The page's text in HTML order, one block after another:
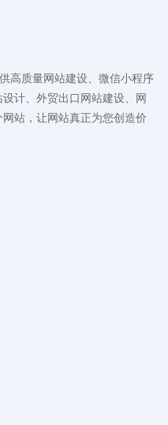
高质量网站建设、微信小程序
计、外贸出口网站建设、网
站，让网站真正为您创造价